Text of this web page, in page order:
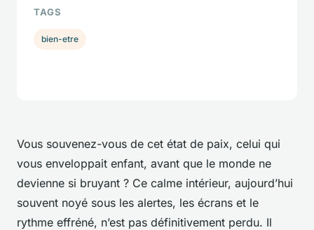
Vous souvenez-vous de cet état de paix, celui qui
vous enveloppait enfant, avant que le monde ne
devienne si bruyant ? Ce calme intérieur, aujourd’hui
souvent noyé sous les alertes, les écrans et le
rythme effréné, n’est pas définitivement perdu. Il
TAGS
bien-etre